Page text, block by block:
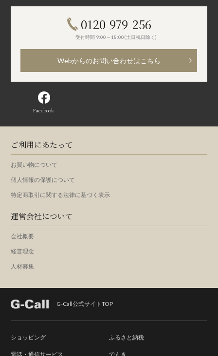
0120-979-256
受付時間 9:00～18:00(土日祝日除く)
Webからのお問い合わせはこちら
Facebook
ご利用にあたって
お買い物について
個人情報の保護について
特定商取引に関する法律に基づく表示
運営会社について
会社概要
経営理念
人材募集
G-Call公式サイトTOP
ショッピング ふるさと納税
電話・通信サービス でんき